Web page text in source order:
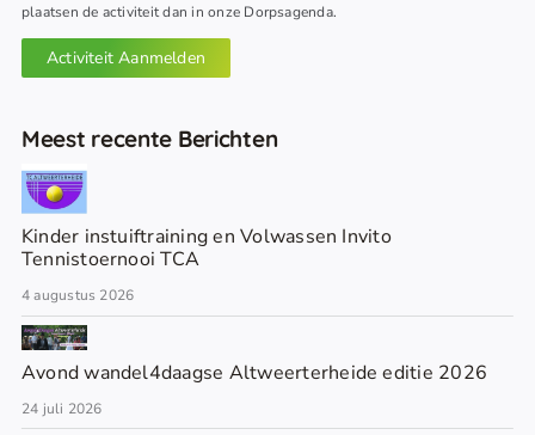
plaatsen de activiteit dan in onze Dorpsagenda.
Activiteit Aanmelden
Meest recente Berichten
Kinder instuiftraining en Volwassen Invito
Tennistoernooi TCA
4 augustus 2026
Avond wandel4daagse Altweerterheide editie 2026
24 juli 2026